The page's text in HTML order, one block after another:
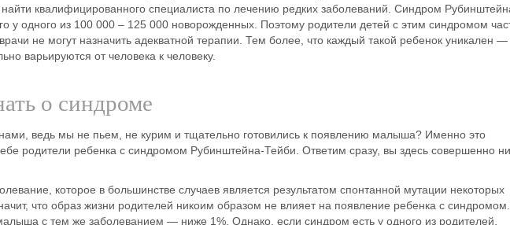
квалифицированного специалиста по лечению редких заболеваний. Синдром
у одного из 100 000 – 125 000 новорожденных. Поэтому родители детей с этим синдромом
не могут назначить адекватной терапии. Тем более, что каждый такой ребенок уникален —
варьируются от человека к человеку.
о синдроме
ведь мы не пьем, не курим и тщательно готовились к появлению малыша? Именно это
родители ребенка с синдромом Рубинштейна-Тейби. Ответим сразу, вы здесь совершенно ни
которое в большинстве случаев является результатом спонтанной мутации некоторых
что образ жизни родителей никоим образом не влияет на появление ребенка с синдромом.
с тем же заболеванием — ниже 1%. Однако, если синдром есть у одного из родителей,